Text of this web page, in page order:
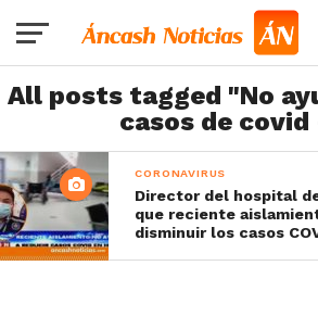
All posts tagged "No
casos de covid
CORONAVIRUS
Director del hospital
que reciente
disminuir los casos